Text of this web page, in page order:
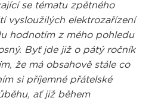
se tématu zpětného
vysloužilých elektrozařízení
hodnotím z mého pohledu
Byť jde již o pátý ročník
že má obsahově stále co
si příjemné přátelské
ať již během